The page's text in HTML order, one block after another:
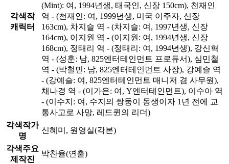
각색작
캐릭터
(Mint): 여, 1994년생, 태국인, 신장 150cm), 천재인
역 - (천재인: 여, 1999년생, 미국 이주자, 신장
163cm), 차지슬 역 - (차지슬: 여, 1997년생, 신장
164cm), 이지원 역 - (이지원: 여, 1994년생, 신장
168cm), 정태리 역 - (정태리: 여, 1994년생), 강신혁
역 - (성훈: 남, 825엔터테인먼트 프로듀서), 심민철
역 - (박철민: 남, 825엔터테인먼트 사장), 강예슬 역
- (강예슬: 여, 825엔터테인먼트 매니저 겸 사무원),
채나경 역 - (이가은: 여, Y엔터테인먼트), 이수아 역
- (이수지: 여, 수지의 쌍둥이 동생이자 1년 전에 교
통사고로 사망, 레드퀸의 리더)
각색작가
명
신혜미, 원영실(각본)
각색주요
제작진
박찬율(연출)